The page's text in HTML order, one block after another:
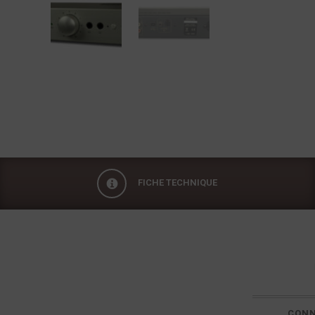
FICHE TECHNIQUE